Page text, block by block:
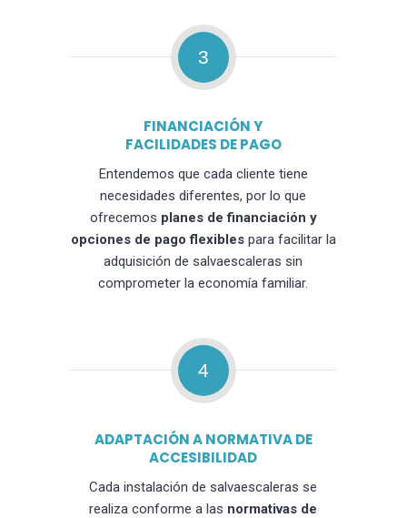
3
FINANCIACIÓN Y
FACILIDADES DE PAGO
Entendemos que cada cliente tiene
necesidades diferentes, por lo que
ofrecemos planes de financiación y
opciones de pago flexiblespara facilitar la
adquisición de salvaescaleras sin
comprometer la economía familiar.
4
ADAPTACIÓN A NORMATIVA DE
ACCESIBILIDAD
Cada instalación de salvaescaleras se
realiza conforme a las normativas de